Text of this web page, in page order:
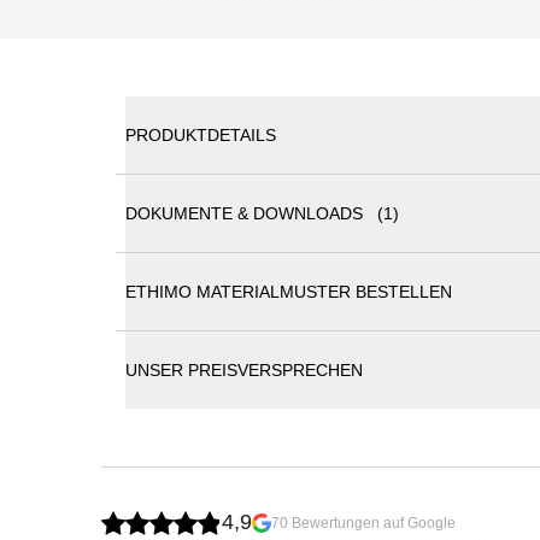
PRODUKTDETAILS
bieten die Möbel eine warme, organische
die Herstellung dieser hochwertigen Möbel
UV-, witterungs- und farbbeständig
DOKUMENTE & DOWNLOADS (1)
ETHIMO MATERIALMUSTER BESTELLEN
UNSER PREISVERSPRECHEN
4,9 70 Bewertungen auf Google